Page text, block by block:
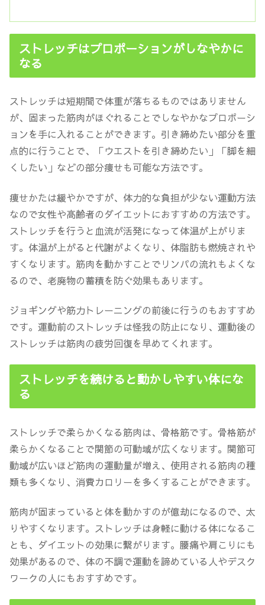
ストレッチはプロポーションがしなやかに
なる
ストレッチは短期間で体重が落ちるものではありません
が、 固まった筋肉がほぐれることでしなやかなプロポーシ
ョンを手に入れることができます。引き締めたい部分を重
点的に行うことで、「ウエストを引き締めたい」「脚を細
くしたい」などの部分痩せも可能な方法です。
痩せかたは緩やかですが、体力的な負担が少ない運動方法
なので女性や高齢者のダイエットにおすすめの方法です。
ストレッチを行うと血流が活発になって体温が上がりま
す。体温が上がると代謝がよくなり、体脂肪も燃焼されや
すくなります。筋肉を動かすことでリンパの流れもよくな
るので、老廃物の蓄積を防ぐ効果もあります。
ジョギングや筋力トレーニングの前後に行うのもおすすめ
です。運動前のストレッチは怪我の防止になり、運動後の
ストレッチは筋肉の疲労回復を早めてくれます。
ストレッチを続けると動かしやすい体にな
る
ストレッチで柔らかくなる筋肉は、骨格筋です。骨格筋が
柔らかくなることで関節の可動域が広くなります。関節可
動域が広いほど筋肉の運動量が増え、使用される筋肉の種
類も多くなり、消費カロリーを多くすることができます。
筋肉が固まっていると体を動かすのが億劫になるので、太
りやすくなります。ストレッチは身軽に動ける体になるこ
とも、ダイエットの効果に繋がります。腰痛や肩こりにも
効果があるので、体の不調で運動を諦めている人やデスク
ワークの人にもおすすめです。